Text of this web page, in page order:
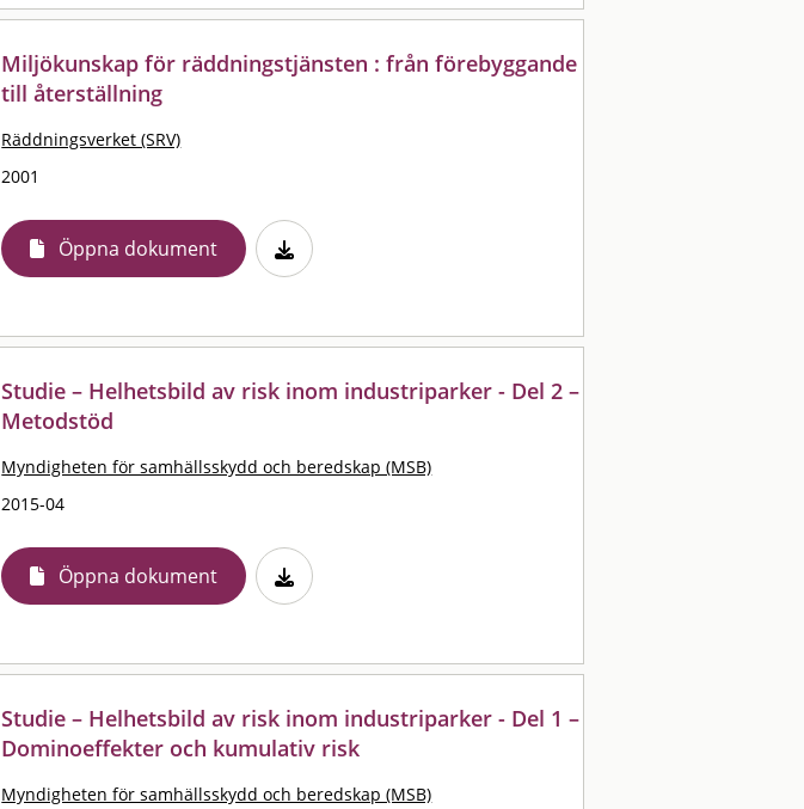
Miljökunskap för räddningstjänsten : från förebyggande
till återställning
Räddningsverket (SRV)
2001
Öppna dokument
Studie – Helhetsbild av risk inom industriparker - Del 2 –
Metodstöd
Myndigheten för samhällsskydd och beredskap (MSB)
2015-04
Öppna dokument
Studie – Helhetsbild av risk inom industriparker - Del 1 –
Dominoeffekter och kumulativ risk
Myndigheten för samhällsskydd och beredskap (MSB)